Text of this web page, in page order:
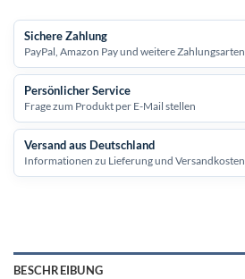
Sichere Zahlung
PayPal, Amazon Pay und weitere Zahlungsarten
Persönlicher Service
Frage zum Produkt per E-Mail stellen
Versand aus Deutschland
Informationen zu Lieferung und Versandkosten
BESCHREIBUNG